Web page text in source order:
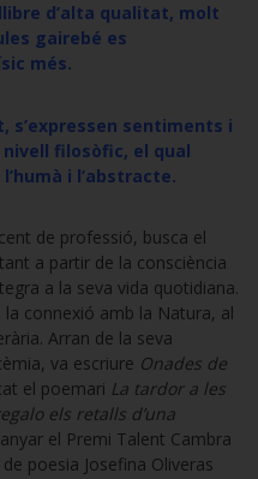
d’alta qualitat, molt
gairebé es
més.
s’expressen sentiments i
filosòfic, el qual
i l’abstracte.
de professió, busca el
a partir de la consciència
a la seva vida quotidiana.
connexió amb la Natura, al
Arran de la seva
va escriure Onades de
el poemari La tardor a les
els retalls d’una
el Premi Talent Cambra
poesia Josefina Oliveras